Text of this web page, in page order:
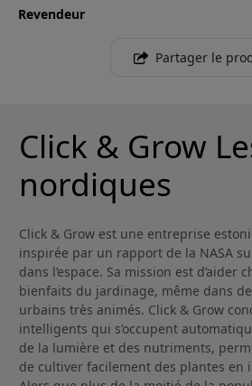
Revendeur
Partager le
Click & Grow
nordiques
Click & Grow est une entreprise
inspirée par un rapport de la NASA
dans l’espace. Sa mission est d’aider
bienfaits du jardinage, même dans
urbains très animés. Click & Grow
intelligents qui s’occupent
de la lumière et des nutriments,
de cultiver facilement des plantes en